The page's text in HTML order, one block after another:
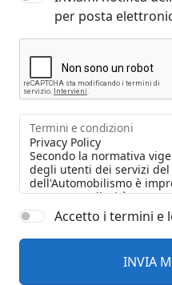
per posta
Termini e condizioni
Accetto i termini e